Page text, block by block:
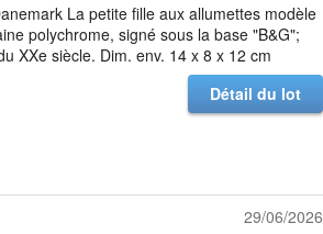
La petite fille aux allumettes modèle
polychrome, signé sous la base "B&G";
XXe siècle. Dim. env. 14 x 8 x 12 cm
Détail du lot
29/06/2026